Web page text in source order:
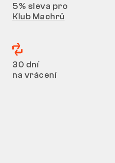
5% sleva pro
Klub Machrů
30 dní
na vrácení